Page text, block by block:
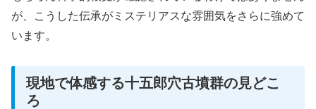
が、こうした伝承がミステリアスな雰囲気をさらに強めて
います。
現地で体感する十五郎穴古墳群の見どこ
ろ